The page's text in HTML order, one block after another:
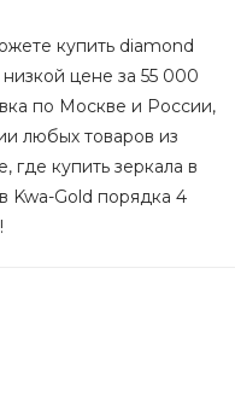
купить diamond
цене за 55 000
по Москве и России,
любых товаров из
где купить зеркала в
Kwa-Gold порядка 4